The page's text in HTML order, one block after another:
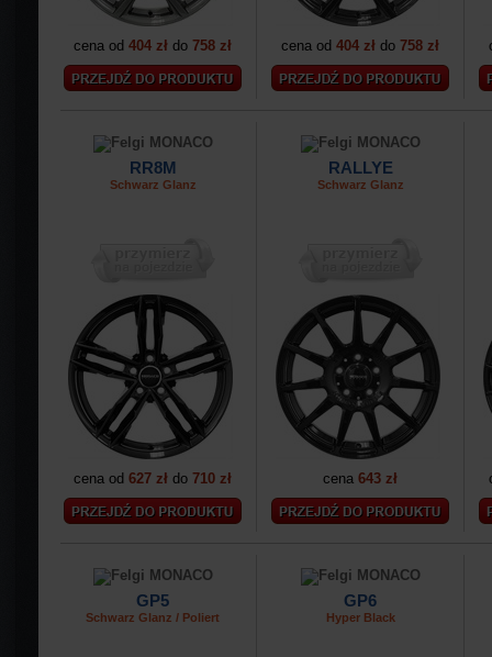
cena od 404 zł do 758 zł cena od 404 zł do 758 zł
RR8M
Schwarz Glanz
cena od 627 zł do 710 zł
RALLYE
Schwarz Glanz
cena 643 zł
GP5
Schwarz Glanz / Poliert
GP6
Hyper Black